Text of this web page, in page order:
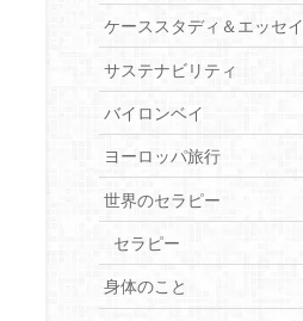
ケーススタディ＆エッセイ
サステナビリティ
バイロンベイ
ヨーロッパ旅行
世界のセラピー
セラピー
身体のこと